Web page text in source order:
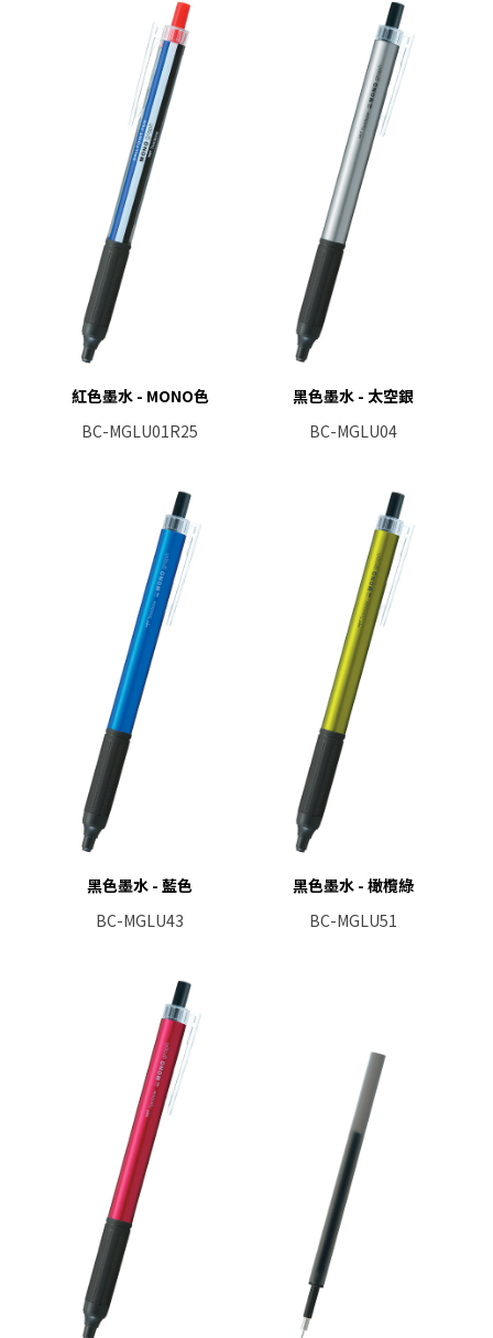
紅色墨水 - MONO色
BC-MGLU01R25
黑色墨水 - 太空銀
BC-MGLU04
黑色墨水 - 藍色
BC-MGLU43
黑色墨水 - 橄欖綠
BC-MGLU51